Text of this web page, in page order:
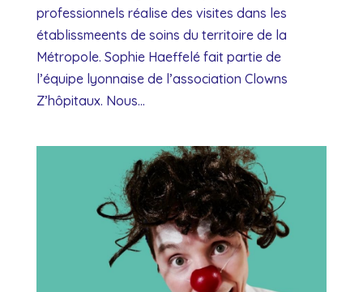
professionnels réalise des visites dans les
établissmeents de soins du territoire de la
Métropole. Sophie Haeffelé fait partie de
l’équipe lyonnaise de l’association Clowns
Z’hôpitaux. Nous...